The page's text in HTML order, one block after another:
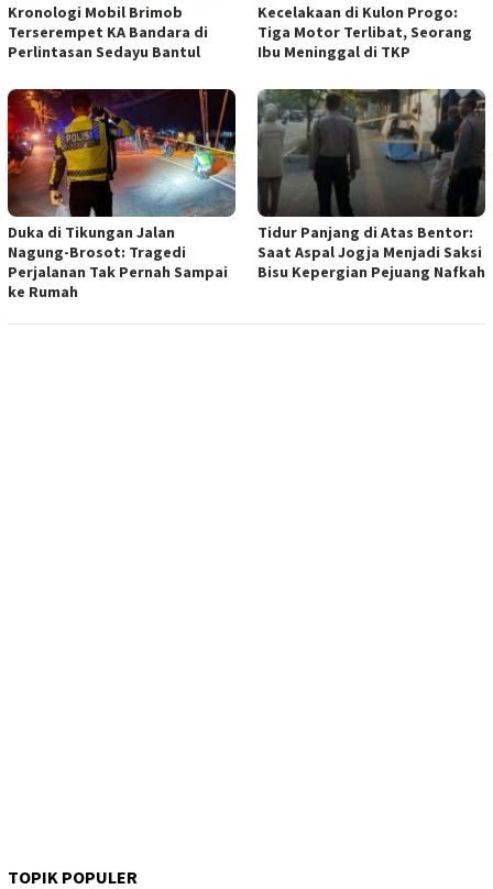
Kronologi Mobil Brimob
Terserempet KA Bandara di
Perlintasan Sedayu Bantul
Kecelakaan di Kulon Progo:
Tiga Motor Terlibat, Seorang
Ibu Meninggal di TKP
Duka di Tikungan Jalan
Nagung-Brosot: Tragedi
Perjalanan Tak Pernah Sampai
ke Rumah
Tidur Panjang di Atas Bentor:
Saat Aspal Jogja Menjadi Saksi
Bisu Kepergian Pejuang Nafkah
TOPIK POPULER